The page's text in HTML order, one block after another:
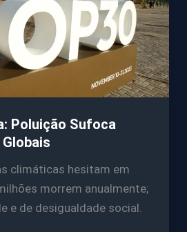
Poluição Sufoca
climáticas hesitam em
morrem anualmente;
e de desigualdade social.